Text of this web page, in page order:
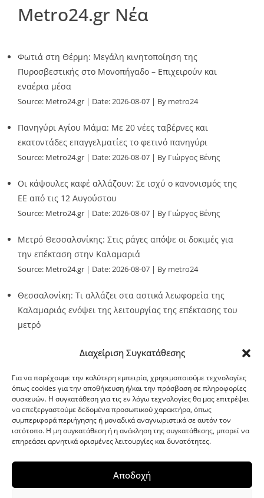
Διαχείριση Συγκατάθεσης
Για να παρέχουμε την καλύτερη εμπειρία, χρησιμοποιούμε τεχνολογίες
όπως cookies για την αποθήκευση ή/και την πρόσβαση σε πληροφορίες
συσκευών. Η συγκατάθεση για τις εν λόγω τεχνολογίες θα μας επιτρέψει
να επεξεργαστούμε δεδομένα προσωπικού χαρακτήρα, όπως
συμπεριφορά περιήγησης ή μοναδικά αναγνωριστικά σε αυτόν τον
ιστότοπο. Η μη συγκατάθεση ή η ανάκληση της συγκατάθεσης, μπορεί να
επηρεάσει αρνητικά ορισμένες λειτουργίες και δυνατότητες.
Αποδοχή
Metro24.gr Νέα
Φωτιά στη Θέρμη: Μεγάλη κινητοποίηση της
Πυροσβεστικής στο Μονοπήγαδο – Επιχειρούν και
εναέρια μέσα
Source: Metro24.gr Date: 2026-08-07 By metro24
Πανηγύρι Αγίου Μάμα: Με 20 νέες ταβέρνες και
εκατοντάδες επαγγελματίες το φετινό πανηγύρι
Source: Metro24.gr Date: 2026-08-07 By Γιώργος Βένης
Οι κάψουλες καφέ αλλάζουν: Σε ισχύ ο κανονισμός της
ΕΕ από τις 12 Αυγούστου
Source: Metro24.gr Date: 2026-08-07 By Γιώργος Βένης
Μετρό Θεσσαλονίκης: Στις ράγες απόψε οι δοκιμές για
την επέκταση στην Καλαμαριά
Source: Metro24.gr Date: 2026-08-07 By metro24
Θεσσαλονίκη: Τι αλλάζει στα αστικά λεωφορεία της
Καλαμαριάς ενόψει της λειτουργίας της επέκτασης του
μετρό
G-point.gr